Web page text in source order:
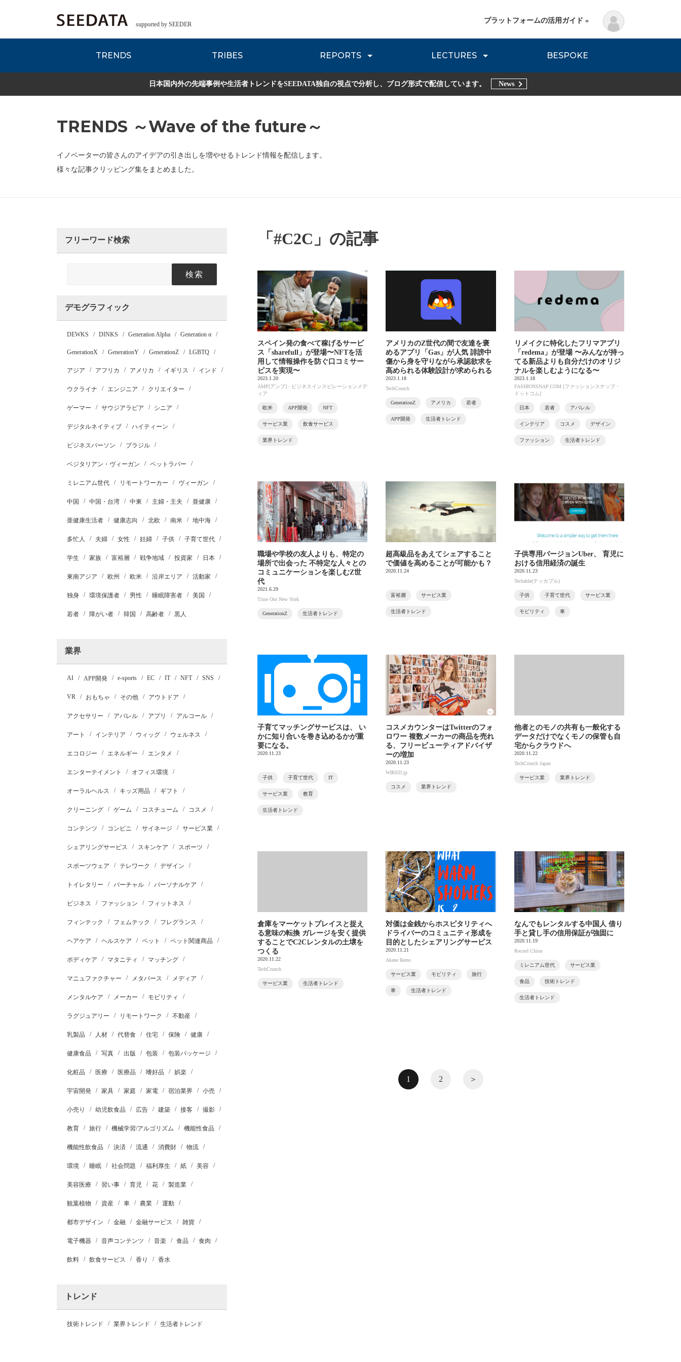
supported by SEEDER
TRENDS TRIBES REPORTS
EDITORIAL REPORT Zsレポート 流通レポート JOURNEY REVIEW DNVB REPORT TRIBE REPORTS
LECTURES
各種データのご紹介 Planning Method
BESPOKE
プラットフォームの活用ガイド »
日本国内外の先端事例や生活者トレンドをSEEDATA独自の視点で分析し、ブログ形式で配信しています。 News
TRENDS ～Wave of the future～
イノベーターの皆さんのアイデアの引き出しを増やせるトレンド情報を配信します。
様々な記事クリッピング集をまとめました。
フリーワード検索
検索
デモグラフィック
DEWKS DINKS Generation Alpha Generation α
GenerationX GenerationY GenerationZ LGBTQ
アジア アフリカ アメリカ イギリス インド
ウクライナ エンジニア クリエイター
ゲーマー サウジアラビア シニア
デジタルネイティブ ハイティーン
ビジネスパーソン ブラジル
ベジタリアン・ヴィーガン ペットラバー
ミレニアム世代 リモートワーカー ヴィーガン
中国 中国・台湾 中東 主婦・主夫 亜健康
亜健康生活者 健康志向 北欧 南米 地中海
多忙人 夫婦 女性 妊婦 子供 子育て世代
学生 家族 富裕層 戦争地域 投資家 日本
東南アジア 欧州 欧米 沿岸エリア 活動家
独身 環境保護者 男性 睡眠障害者 美国
若者 障がい者 韓国 高齢者 黒人
業界
AI APP開発 e-sports EC IT NFT SNS
VR おもちゃ その他 アウトドア
アクセサリー アパレル アプリ アルコール
アート インテリア ウィッグ ウェルネス
エコロジー エネルギー エンタメ
エンターテイメント オフィス環境
オーラルヘルス キッズ用品 ギフト
クリーニング ゲーム コスチューム コスメ
コンテンツ コンビニ サイネージ サービス業
シェアリングサービス スキンケア スポーツ
スポーツウェア テレワーク デザイン
トイレタリー バーチャル パーソナルケア
ビジネス ファッション フィットネス
フィンテック フェムテック フレグランス
ヘアケア ヘルスケア ペット ペット関連商品
ボディケア マタニティ マッチング
マニュファクチャー メタバース メディア
メンタルケア メーカー モビリティ
ラグジュアリー リモートワーク 不動産
乳製品 人材 代替食 住宅 保険 健康
健康食品 写真 出版 包装 包装パッケージ
化粧品 医療 医療品 嗜好品 娯楽
宇宙開発 家具 家庭 家電 宿泊業界 小売
小売り 幼児飲食品 広告 建築 接客 撮影
教育 旅行 機械学習/アルゴリズム 機能性食品
機能性飲食品 決済 流通 消費財 物流
環境 睡眠 社会問題 福利厚生 紙 美容
美容医療 習い事 育児 花 製造業
観葉植物 資産 車 農業 運動
都市デザイン 金融 金融サービス 雑貨
電子機器 音声コンテンツ 音楽 食品 食肉
飲料 飲食サービス 香り 香水
トレンド
技術トレンド 業界トレンド 生活者トレンド
「#C2C」の記事
スペイン発の食べて稼げるサービ
ス「sharefull」が登場〜NFTを活
用して情報操作を防ぐ口コミサー
ビスを実現〜
2023.1.20
AMP[アンプ] - ビジネスインスピレーションメデ
ィア
欧米 APP開発 NFT
サービス業 飲食サービス
業界トレンド
アメリカのZ世代の間で友達を褒
めるアプリ「Gas」が人気 誹謗中
傷から身を守りながら承認欲求を
高められる体験設計が求められる
2023.1.18
TechCrunch
GenerationZ アメリカ 若者
APP開発 生活者トレンド
リメイクに特化したフリマアプリ
「redema」が登場 〜みんなが持っ
てる新品よりも自分だけのオリジ
ナルを楽しむようになる〜
2023.1.18
FASHIONSNAP.COM [ファッションスナップ・
ドットコム]
日本 若者 アパレル
インテリア コスメ デザイン
ファッション 生活者トレンド
職場や学校の友人よりも、特定の
場所で出会った 不特定な人々との
コミュニケーションを楽しむZ世
代
2021.6.29
Time Out New York
GenerationZ 生活者トレンド
超高級品をあえてシェアすること
で価値を高めることが可能かも？
2020.11.24
富裕層 サービス業
生活者トレンド
子供専用バージョンUber、 育児に
おける信用経済の誕生
2020.11.23
Techable(テッカブル)
子供 子育て世代 サービス業
モビリティ 車
子育てマッチングサービスは、 い
かに知り合いを巻き込めるかが重
要になる。
2020.11.23
子供 子育て世代 IT
サービス業 教育
生活者トレンド
コスメカウンターはTwitterのフォ
ロワー 複数メーカーの商品を売れ
る、フリービューティアドバイザ
ーの増加
2020.11.23
WIRED.jp
コスメ 業界トレンド
他者とのモノの共有も一般化する
データだけでなくモノの保管も自
宅からクラウドへ
2020.11.22
TechCrunch Japan
サービス業 業界トレンド
倉庫をマーケットプレイスと捉え
る意味の転換 ガレージを安く提供
することでC2Cレンタルの土壌を
つくる
2020.11.22
TechCrunch
サービス業 生活者トレンド
対価は金銭からホスピタリティへ
ドライバーのコミュニティ形成を
目的としたシェアリングサービス
2020.11.21
Akane Ikeno
サービス業 モビリティ 旅行
車 生活者トレンド
なんでもレンタルする中国人 借り
手と貸し手の信用保証が強固に
2020.11.19
Record China
ミレニアム世代 サービス業
食品 技術トレンド
生活者トレンド
1 2 ＞